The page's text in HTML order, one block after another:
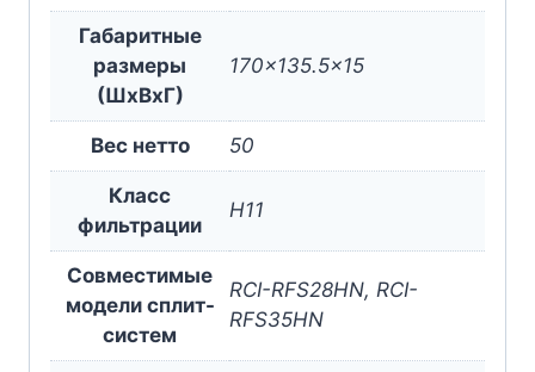
Габаритные
размеры
(ШxВxГ)
170×135.5×15
Вес нетто 50
Класс
фильтрации
H11
Совместимые
модели сплит-
систем
RCI-RFS28HN, RCI-
RFS35HN